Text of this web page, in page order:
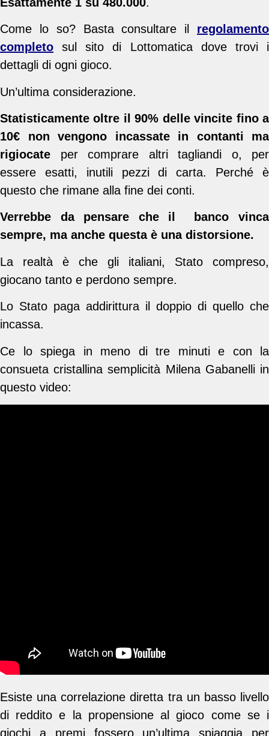
Come lo so? Basta consultare il regolamento
completo sul sito di Lottomatica dove trovi i
dettagli di ogni gioco.
Un’ultima considerazione.
Statisticamente oltre il 90% delle vincite fino a
10€ non vengono incassate in contanti ma
rigiocate per comprare altri tagliandi o, per
essere esatti, inutili pezzi di carta. Perché è
questo che rimane alla fine dei conti.
Verrebbe da pensare che il banco vinca
sempre, ma anche questa è una distorsione.
La realtà è che gli italiani, Stato compreso,
giocano tanto e perdono sempre.
Lo Stato paga addirittura il doppio di quello che
incassa.
Ce lo spiega in meno di tre minuti e con la
consueta cristallina semplicità Milena Gabanelli in
questo video:
Esiste una correlazione diretta tra un basso livello
di reddito e la propensione al gioco come se i
giochi a premi fossero un’ultima spiaggia per